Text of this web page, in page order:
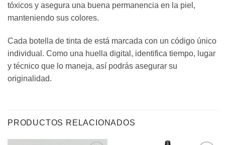
tóxicos y asegura una buena permanencia en la piel,
manteniendo sus colores.
Cada botella de tinta de está marcada con un código único
individual. Como una huella digital, identifica tiempo, lugar
y técnico que lo maneja, así podrás asegurar su
originalidad.
PRODUCTOS RELACIONADOS